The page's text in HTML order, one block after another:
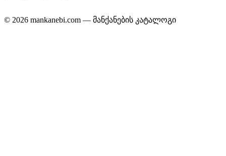
© 2026 mankanebi.com — მანქანების კატალოგი